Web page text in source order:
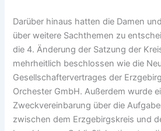
Darüber hinaus hatten die Damen
über weitere Sachthemen zu
die 4. Änderung der Satzung der
mehrheitlich beschlossen wie die
Gesellschaftervertrages der
Orchester GmbH. Außerdem wurde
Zweckvereinbarung über die
zwischen dem Erzgebirgskreis und